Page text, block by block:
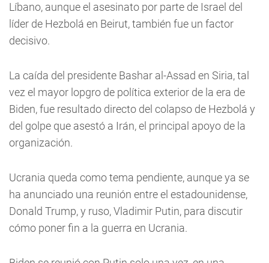
Líbano, aunque el asesinato por parte de Israel del
líder de Hezbolá en Beirut, también fue un factor
decisivo.
La caída del presidente Bashar al-Assad en Siria, tal
vez el mayor lopgro de política exterior de la era de
Biden, fue resultado directo del colapso de Hezbolá y
del golpe que asestó a Irán, el principal apoyo de la
organización.
Ucrania queda como tema pendiente, aunque ya se
ha anunciado una reunión entre el estadounidense,
Donald Trump, y ruso, Vladimir Putin, para discutir
cómo poner fin a la guerra en Ucrania.